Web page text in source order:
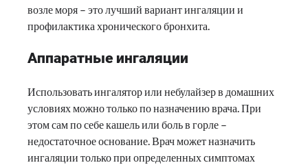
возле моря – это лучший вариант ингаляции и
профилактика хронического бронхита.
Аппаратные ингаляции
Использовать ингалятор или небулайзер в домашних
условиях можно только по назначению врача. При
этом сам по себе кашель или боль в горле –
недостаточное основание. Врач может назначить
ингаляции только при определенных симптомах